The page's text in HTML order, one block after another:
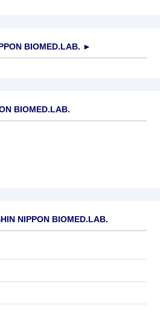
BIOMED.LAB. ►
BIOMED.LAB.
NIPPON BIOMED.LAB.